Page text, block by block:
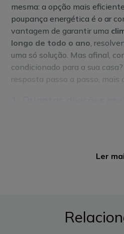
mesma: a opção mais
poupança energética é o ar
vantagem de garantir uma
longo de todo o ano,
uma só solução. Mas afinal,
condicionado para a sua
resposta passo a passo, mais
casa? E quais as respetivas
Este tipo de ar condicionado,
unidade todas as
Ler